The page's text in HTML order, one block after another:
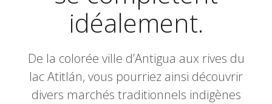
idéalement.
De la colorée ville d’Antigua aux rives du
lac Atitlán, vous pourriez ainsi découvrir
divers marchés traditionnels indigènes